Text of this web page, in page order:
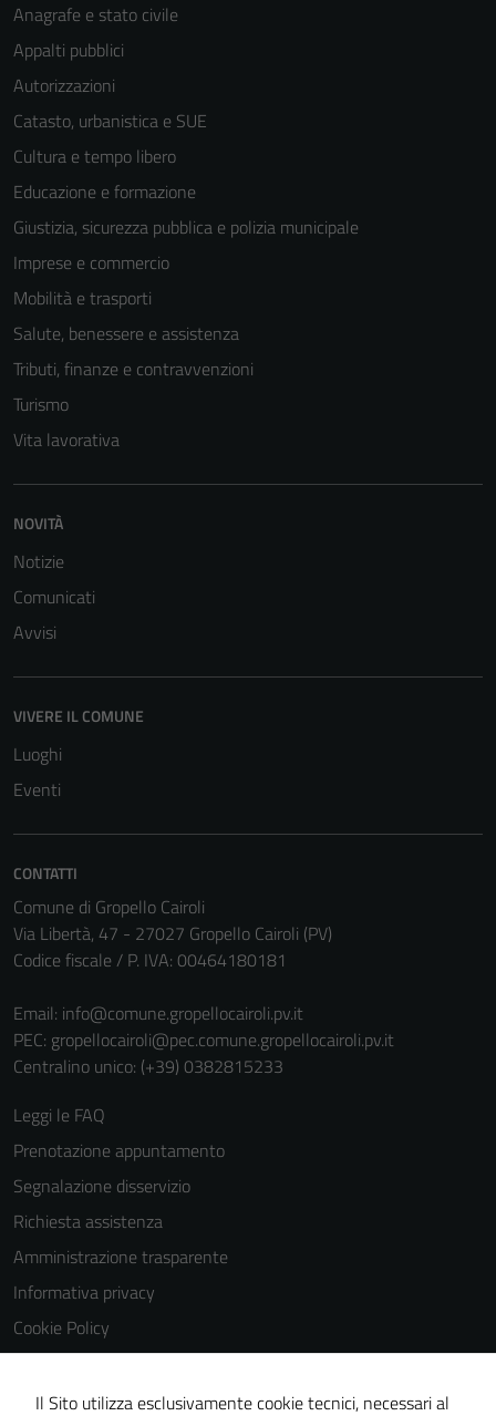
Anagrafe e stato civile
Appalti pubblici
Autorizzazioni
Catasto, urbanistica e SUE
Cultura e tempo libero
Educazione e formazione
Giustizia, sicurezza pubblica e polizia municipale
Imprese e commercio
Mobilità e trasporti
Salute, benessere e assistenza
Tributi, finanze e contravvenzioni
Turismo
Vita lavorativa
NOVITÀ
Notizie
Comunicati
Avvisi
VIVERE IL COMUNE
Luoghi
Eventi
CONTATTI
Comune di Gropello Cairoli
Via Libertà, 47 - 27027 Gropello Cairoli (PV)
Codice fiscale / P. IVA: 00464180181
Email: info@comune.gropellocairoli.pv.it
PEC: gropellocairoli@pec.comune.gropellocairoli.pv.it
Centralino unico: (+39) 0382815233
Leggi le FAQ
Prenotazione appuntamento
Segnalazione disservizio
Richiesta assistenza
Amministrazione trasparente
Informativa privacy
Cookie Policy
Note legali
Dichiarazione di accessibilità
Il Sito utilizza esclusivamente cookie tecnici, necessari al
per il
personali.